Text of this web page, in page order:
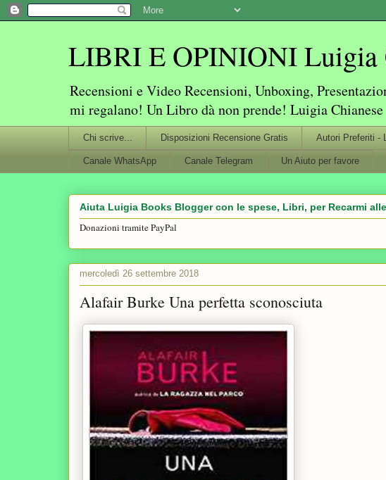
LIBRI E OPINIONI Luigia
Recensioni e Video Recensioni, Unboxing,
mi regalano! Un Libro dà non prende! Luigia Chianese
Chi scrive... Disposizioni Recensione Gratis Autori Preferiti -
Canale WhatsApp Canale Telegram Un Aiuto per favore
Aiuta Luigia Books Blogger con le spese, Libri, per Recarmi
Donazioni tramite PayPal
mercoledì 26 settembre 2018
Alafair Burke Una perfetta sconosciuta